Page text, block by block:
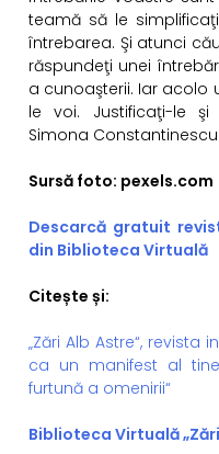
teamă să le
întrebarea. Şi atunci
răspundeţi unei
a cunoaşterii. Iar acolo
le voi. Justificaţi-le şi
Simona Constantinescu
Sursă foto: pexels.com
Descarcă gratuit
din Biblioteca Virtuală
Citește și:
„Zări Alb Astre“,
ca un manifest al
furtună a omenirii“
Biblioteca Virtuală